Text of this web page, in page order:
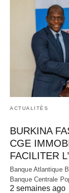
ACTUALITÉS
BURKINA
CGE
FACILITER
Banque Atlantique
Banque Centrale
2 semaines ago